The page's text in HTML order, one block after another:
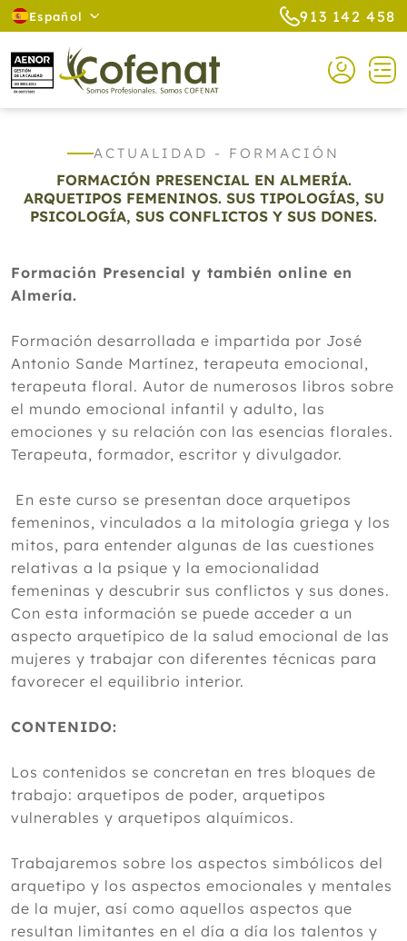
Español 913 142 458
ACTUALIDAD - FORMACIÓN
FORMACIÓN PRESENCIAL EN ALMERÍA.
ARQUETIPOS FEMENINOS. SUS TIPOLOGÍAS, SU
PSICOLOGÍA, SUS CONFLICTOS Y SUS DONES.
Formación Presencial y también online en
Almería.
Formación desarrollada e impartida por José
Antonio Sande Martínez, terapeuta emocional,
terapeuta floral. Autor de numerosos libros sobre
el mundo emocional infantil y adulto, las
emociones y su relación con las esencias florales.
Terapeuta, formador, escritor y divulgador.
En este curso se presentan doce arquetipos
femeninos, vinculados a la mitología griega y los
mitos, para entender algunas de las cuestiones
relativas a la psique y la emocionalidad
femeninas y descubrir sus conflictos y sus dones.
Con esta información se puede acceder a un
aspecto arquetípico de la salud emocional de las
mujeres y trabajar con diferentes técnicas para
favorecer el equilibrio interior.
CONTENIDO:
Los contenidos se concretan en tres bloques de
trabajo: arquetipos de poder, arquetipos
vulnerables y arquetipos alquímicos.
Trabajaremos sobre los aspectos simbólicos del
arquetipo y los aspectos emocionales y mentales
de la mujer, así como aquellos aspectos que
resultan limitantes en el día a día los talentos y